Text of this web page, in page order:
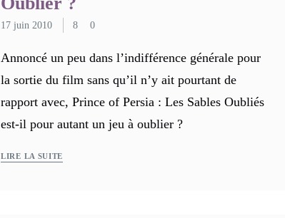
17 juin 2010 8 0
Annoncé un peu dans l’indifférence générale pour
la sortie du film sans qu’il n’y ait pourtant de
rapport avec, Prince of Persia : Les Sables Oubliés
est-il pour autant un jeu à oublier ?
LIRE LA SUITE